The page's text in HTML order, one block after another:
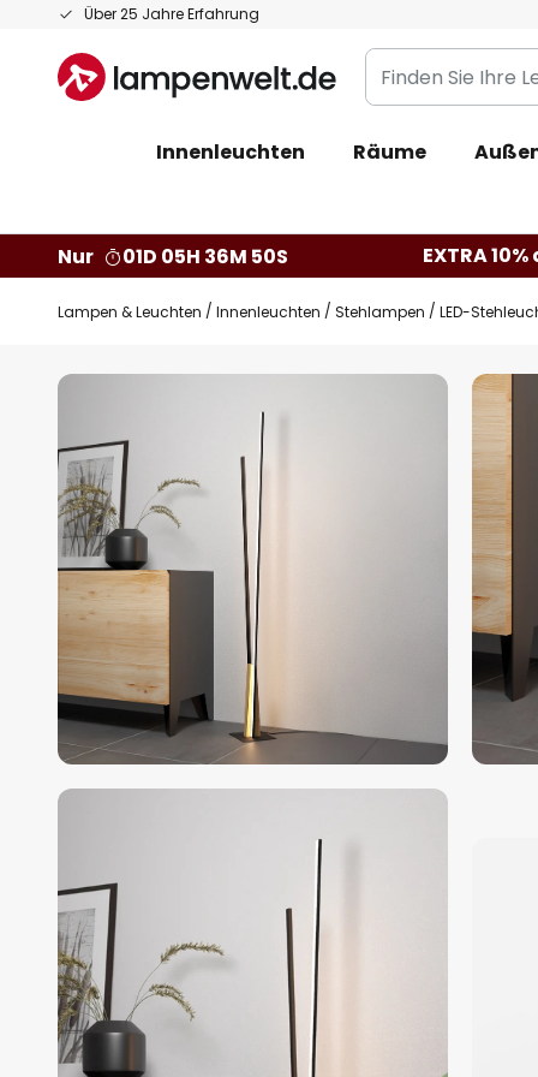
Über 25 Jahre Erfahrung
Zum
springen
Finden
Sie
Leuchte...
Innenleuchten Räume
Nur 01D 05H 36M 49S EXTRA
Lampen & Leuchten Innenleuchten Stehlampen LED-
Zum
der
Bildgalerie
springen